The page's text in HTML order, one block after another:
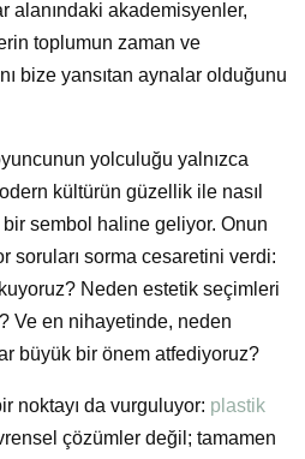
alanındaki akademisyenler,
toplumun zaman ve
bize yansıtan aynalar olduğunu
yolculuğu yalnızca
kültürün güzellik ile nasıl
bir sembol haline geliyor. Onun
soruları sorma cesaretini verdi:
Neden estetik seçimleri
Ve en nihayetinde, neden
büyük bir önem atfediyoruz?
noktayı da vurguluyor: plastik
çözümler değil; tamamen